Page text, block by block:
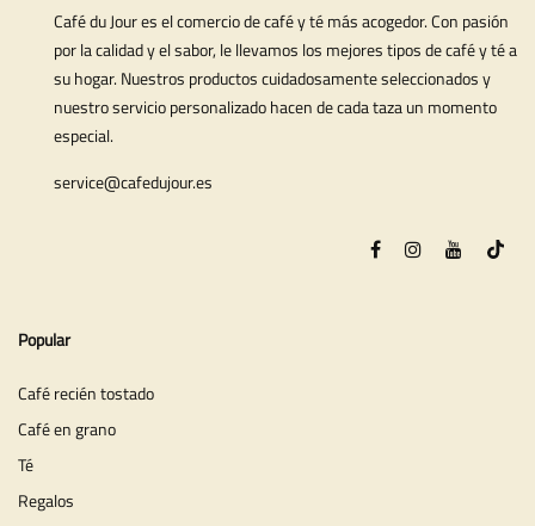
Café du Jour es el comercio de café y té más acogedor. Con pasión
por la calidad y el sabor, le llevamos los mejores tipos de café y té a
su hogar. Nuestros productos cuidadosamente seleccionados y
nuestro servicio personalizado hacen de cada taza un momento
especial.
service@cafedujour.es
Popular
Café recién tostado
Café en grano
Té
Regalos